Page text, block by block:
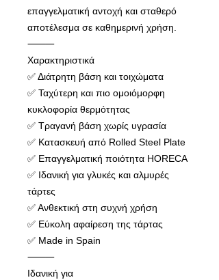
επαγγελματική αντοχή και σταθερό
αποτέλεσμα σε καθημερινή χρήση.
⸻
Χαρακτηριστικά
✅ Διάτρητη βάση και τοιχώματα
✅ Ταχύτερη και πιο ομοιόμορφη
κυκλοφορία θερμότητας
✅ Τραγανή βάση χωρίς υγρασία
✅ Κατασκευή από Rolled Steel Plate
✅ Επαγγελματική ποιότητα HORECA
✅ Ιδανική για γλυκές και αλμυρές
τάρτες
✅ Ανθεκτική στη συχνή χρήση
✅ Εύκολη αφαίρεση της τάρτας
✅ Made in Spain
⸻
Ιδανική για